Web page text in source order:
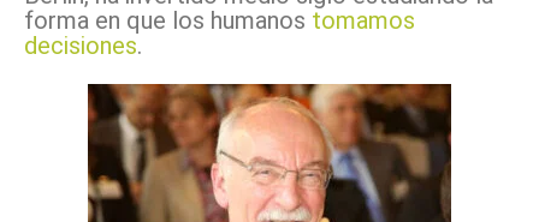
forma en que los humanos tomamos
decisiones.